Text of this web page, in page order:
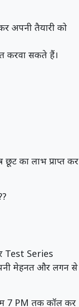
अपनी तैयारी को
करवा सकते हैं।
का लाभ प्राप्त कर
Test Series
मेहनत और लगन से
7 PM तक कॉल कर